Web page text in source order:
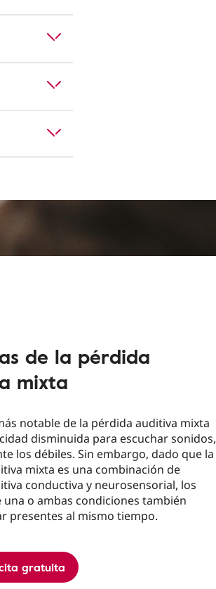
de la pérdida
mixta
notable de la pérdida auditiva mixta
disminuida para escuchar sonidos,
los débiles. Sin embargo, dado que la
mixta es una combinación de
conductiva y neurosensorial, los
una o ambas condiciones también
presentes al mismo tiempo.
gratuita